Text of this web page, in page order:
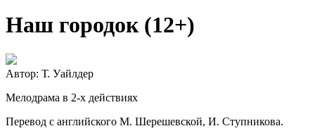
Наш городок (12+)
Автор: Т. Уайлдер
Мелодрама в 2-х действиях
Перевод с английского М. Шерешевской, И. Ступникова.